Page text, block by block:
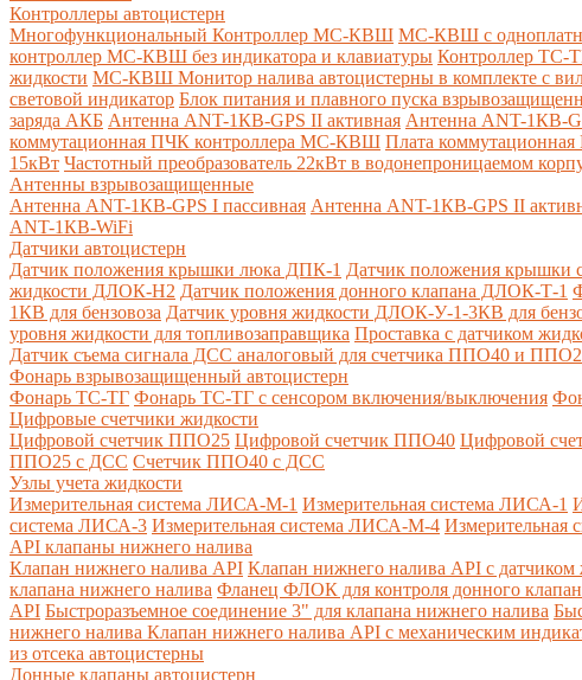
Контроллеры автоцистерн
Многофункциональный Контроллер МС-КВШ МС-КВШ с
контроллер МС-КВШ без индикатора и клавиатуры Контроллер ТС-
жидкости МС-КВШ Монитор налива автоцистерны в комплекте с
световой индикатор Блок питания и плавного пуска
заряда АКБ Антенна ANT-1КВ-GPS II активная Антенна ANT-1КВ-
коммутационная ПЧК контроллера МС-КВШ Плата
15кВт Частотный преобразователь 22кВт в водонепроницаемом
Антенны взрывозащищенные
Антенна ANT-1КВ-GPS I пассивная Антенна ANT-1КВ-GPS II
ANT-1КВ-WiFi
Датчики автоцистерн
Датчик положения крышки люка ДПК-1 Датчик положения крышки
жидкости ДЛОК-Н2 Датчик положения донного клапана ДЛОК-Т-1
1КВ для бензовоза Датчик уровня жидкости ДЛОК-У-1-3КВ для
уровня жидкости для топливозаправщика Проставка с датчиком
Датчик съема сигнала ДСС аналоговый для счетчика ППО40 и
Фонарь взрывозащищенный автоцистерн
Фонарь ТС-ТГ Фонарь ТС-ТГ с сенсором включения/выключения
Цифровые счетчики жидкости
Цифровой счетчик ППО25 Цифровой счетчик ППО40 Цифровой
ППО25 с ДСС Счетчик ППО40 с ДСС
Узлы учета жидкости
Измерительная система ЛИСА-М-1 Измерительная система ЛИСА-1
система ЛИСА-3 Измерительная система ЛИСА-М-4 Измерительная
API клапаны нижнего налива
Клапан нижнего налива API Клапан нижнего налива API с датчиком
клапана нижнего налива Фланец ФЛОК для контроля донного
API Быстроразъемное соединение 3" для клапана нижнего налива
нижнего налива Клапан нижнего налива API с механическим
из отсека автоцистерны
Донные клапаны автоцистерн